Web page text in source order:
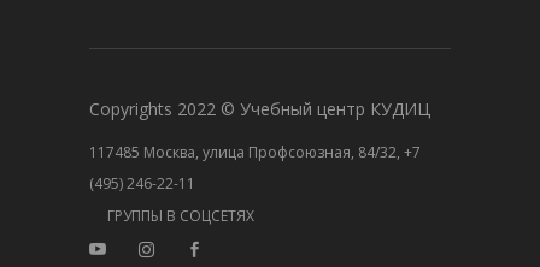
Copyrights 2022 © Учебный центр КУДИЦ
117485 Москва, улица Профсоюзная, 84/32, +7
(495) 246-22-11
ГРУППЫ В СОЦСЕТЯХ